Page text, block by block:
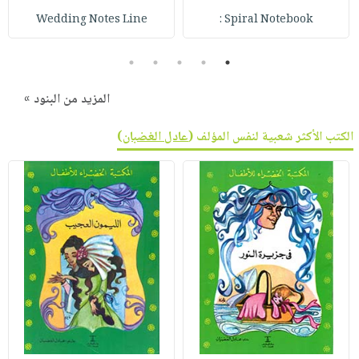
Spiral Notebook :
Wedding Notes Line
1
2
3
4
5
المزيد من البنود »
الكتب الأكثر شعبية لنفس المؤلف (عادل الغضبان)